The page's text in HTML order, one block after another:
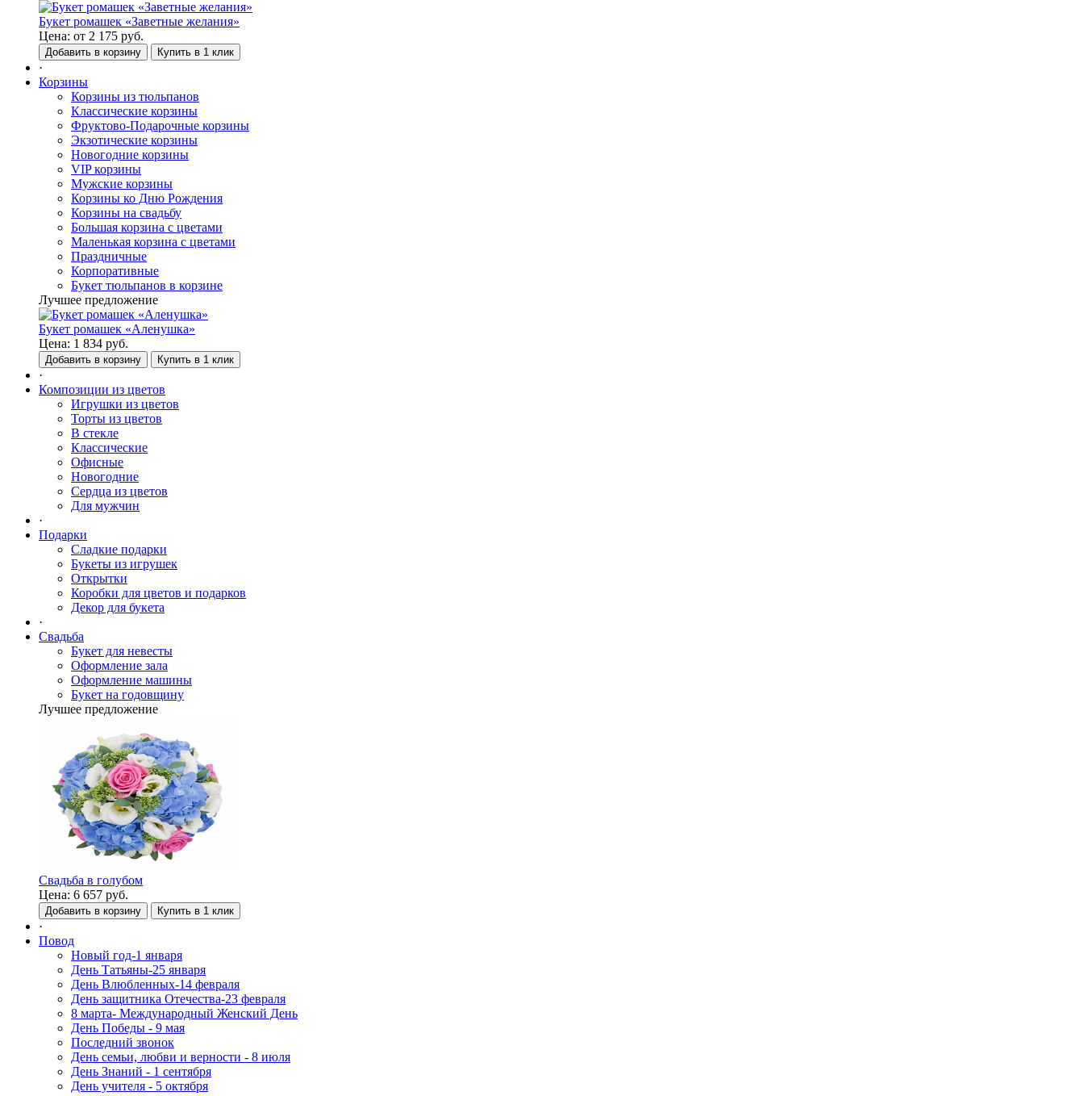
Букет ромашек «Заветные желания»
Цена: от 2 175 руб.
Добавить в корзину Купить в 1 клик
·
Корзины
Корзины из тюльпанов
Классические корзины
Фруктово-Подарочные корзины
Экзотические корзины
Новогодние корзины
VIP корзины
Мужские корзины
Корзины ко Дню Рождения
Корзины на свадьбу
Большая корзина с цветами
Маленькая корзина с цветами
Праздничные
Корпоративные
Букет тюльпанов в корзине
Лучшее предложение
Букет ромашек «Аленушка»
Цена: 1 834 руб.
Добавить в корзину Купить в 1 клик
·
Композиции из цветов
Игрушки из цветов
Торты из цветов
В стекле
Классические
Офисные
Новогодние
Сердца из цветов
Для мужчин
·
Подарки
Сладкие подарки
Букеты из игрушек
Открытки
Коробки для цветов и подарков
Декор для букета
·
Свадьба
Букет для невесты
Оформление зала
Оформление машины
Букет на годовщину
Лучшее предложение
Свадьба в голубом
Цена: 6 657 руб.
Добавить в корзину Купить в 1 клик
·
Повод
Новый год-1 января
День Татьяны-25 января
День Влюбленных-14 февраля
День защитника Отечества-23 февраля
8 марта- Международный Женский День
День Победы - 9 мая
Последний звонок
День семьи, любви и верности - 8 июля
День Знаний - 1 сентября
День учителя - 5 октября